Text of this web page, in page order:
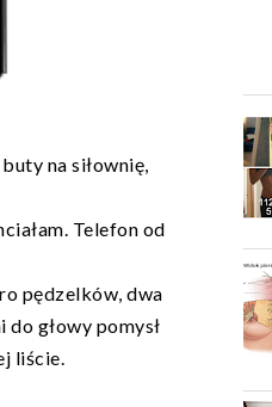
na siłownię,
Telefon od
pędzelków, dwa
głowy pomysł
liście.